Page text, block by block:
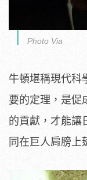
Photo Via
牛頓堪稱現代科
要的定理，是促
的貢獻，才能讓
同在巨人肩膀上